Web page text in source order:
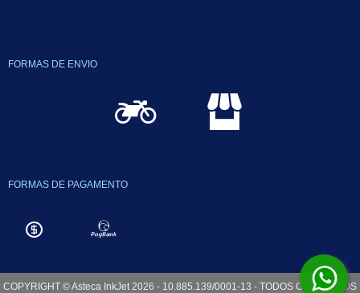
FORMAS DE ENVIO
FORMAS DE PAGAMENTO
COPYRIGHT © Asteca InkJet 2026 - 10.885.139/0001-13 - TODOS OS DIREITOS